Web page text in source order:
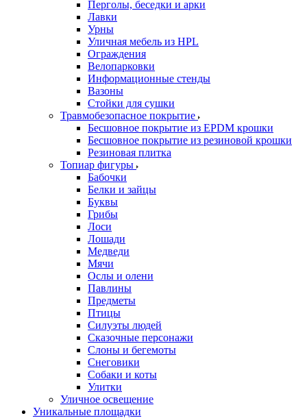
Перголы, беседки и арки
Лавки
Урны
Уличная мебель из HPL
Ограждения
Велопарковки
Информационные стенды
Вазоны
Стойки для сушки
Травмобезопасное покрытие
Бесшовное покрытие из EPDM крошки
Бесшовное покрытие из резиновой крошки
Резиновая плитка
Топиар фигуры
Бабочки
Белки и зайцы
Буквы
Грибы
Лоси
Лошади
Медведи
Мячи
Ослы и олени
Павлины
Предметы
Птицы
Силуэты людей
Сказочные персонажи
Слоны и бегемоты
Снеговики
Собаки и коты
Улитки
Уличное освещение
Уникальные площадки